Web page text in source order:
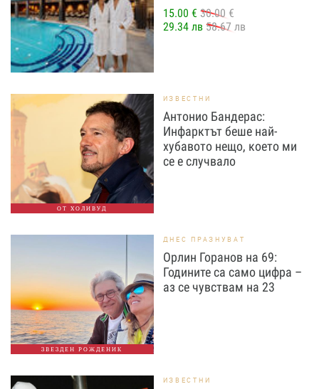
15.00 € 30.00 €
29.34 лв 58.67 лв
ОТ ХОЛИВУД
ИЗВЕСТНИ
Антонио Бандерас:
Инфарктът беше най-
хубавото нещо, което ми
се е случвало
ЗВЕЗДЕН РОЖДЕНИК
ДНЕС ПРАЗНУВАТ
Орлин Горанов на 69:
Годините са само цифра –
аз се чувствам на 23
ИЗВЕСТНИ